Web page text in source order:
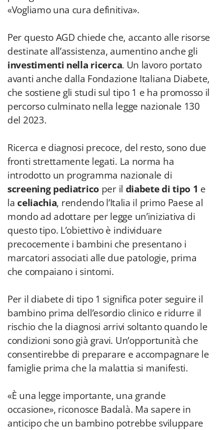
«Vogliamo una cura definitiva».
Per questo AGD chiede che, accanto alle risorse
destinate all’assistenza, aumentino anche gli
investimenti nella ricerca. Un lavoro portato
avanti anche dalla Fondazione Italiana Diabete,
che sostiene gli studi sul tipo 1 e ha promosso il
percorso culminato nella legge nazionale 130
del 2023.
Ricerca e diagnosi precoce, del resto, sono due
fronti strettamente legati. La norma ha
introdotto un programma nazionale di
screening pediatrico per il diabete di tipo 1 e
la celiachia, rendendo l’Italia il primo Paese al
mondo ad adottare per legge un’iniziativa di
questo tipo. L’obiettivo è individuare
precocemente i bambini che presentano i
marcatori associati alle due patologie, prima
che compaiano i sintomi.
Per il diabete di tipo 1 significa poter seguire il
bambino prima dell’esordio clinico e ridurre il
rischio che la diagnosi arrivi soltanto quando le
condizioni sono già gravi. Un’opportunità che
consentirebbe di preparare e accompagnare le
famiglie prima che la malattia si manifesti.
«È una legge importante, una grande
occasione», riconosce Badalà. Ma sapere in
anticipo che un bambino potrebbe sviluppare